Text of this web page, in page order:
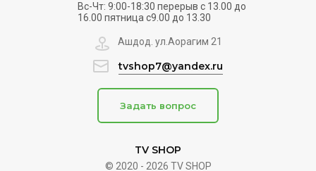
TV SHOP
© 2020 - 2026 TV SHOP
Вс-Чт: 9:00-18:30 перерыв с 13.00 до
16.00 пятница с9.00 до 13.30
Ашдод. ул.Аорагим 21
tvshop7@yandex.ru
Задать вопрос